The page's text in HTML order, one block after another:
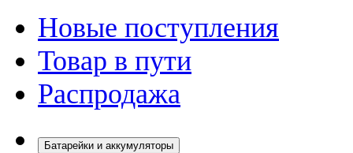
Новые поступления
Товар в пути
Распродажа
Батарейки и аккумуляторы